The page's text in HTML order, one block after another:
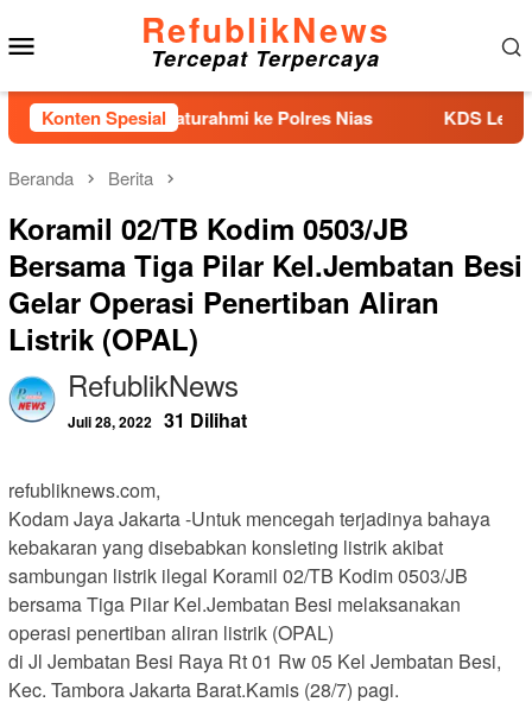
ke
konten
RefublikNews
Tercepat Terpercaya
Konten Spesial
Silaturahmi ke Polres Nias KDS Lepas
Beranda Berita
Koramil 02/TB Kodim 0503/JB
Bersama Tiga Pilar Kel.Jembatan Besi
Gelar Operasi Penertiban Aliran
Listrik (OPAL)
RefublikNews
Juli 28, 2022 31 Dilihat
refubliknews.com,
Kodam Jaya Jakarta -Untuk mencegah terjadinya bahaya
kebakaran yang disebabkan konsleting listrik akibat
sambungan listrik ilegal Koramil 02/TB Kodim 0503/JB
bersama Tiga Pilar Kel.Jembatan Besi melaksanakan
operasi penertiban aliran listrik (OPAL)
di Jl Jembatan Besi Raya Rt 01 Rw 05 Kel Jembatan Besi,
Kec. Tambora Jakarta Barat.Kamis (28/7) pagi.